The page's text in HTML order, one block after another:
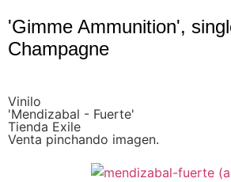
'Gimme Ammunition',
Champagne
Vinilo
'Mendizabal - Fuerte'
Tienda Exile
Venta pinchando imagen.